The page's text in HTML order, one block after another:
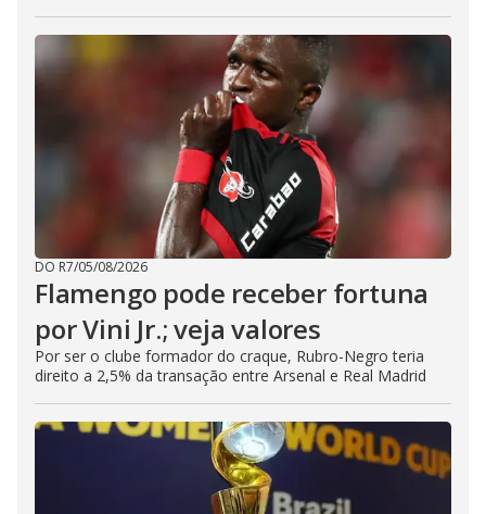
DO R7/05/08/2026
Flamengo pode receber fortuna
por Vini Jr.; veja valores
Por ser o clube formador do craque, Rubro-Negro teria
direito a 2,5% da transação entre Arsenal e Real Madrid